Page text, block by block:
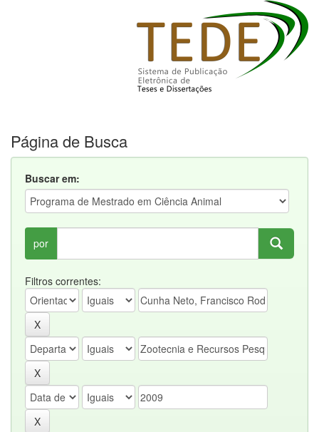
Página de Busca
Buscar em:
por
Filtros correntes: